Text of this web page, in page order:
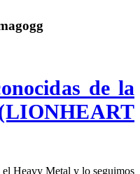
de la
el Heavy Metal y lo seguimos